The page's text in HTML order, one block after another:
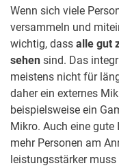
Wenn sich viele
versammeln und
wichtig, dass alle gut
sehen sind. Das
meistens nicht für
daher ein externes
beispielsweise ein
Mikro. Auch eine
mehr Personen am
leistungsstärker